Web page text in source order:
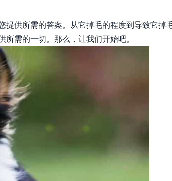
提供所需的答案。从它掉毛的程度到导致它掉
需的一切。那么，让我们开始吧。